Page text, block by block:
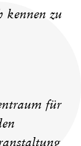
kennen zu
für